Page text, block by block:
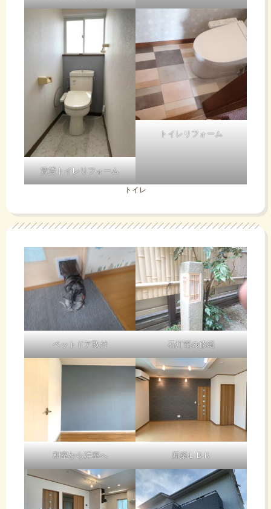
賃貸トイレリフォーム
トイレリフォーム
トイレ
ペットドア取付 石灯篭の修繕
和室から洋室へ 新築ＬＤＫ